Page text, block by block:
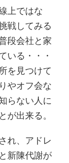
上ではな
戦してみる
段会社と家
いる・・・
を見つけて
やオフ会な
らない人に
が出来る。
れ、アドレ
新陳代謝が